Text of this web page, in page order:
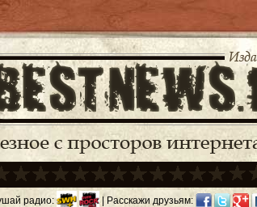
радио: | Расскажи друзьям: